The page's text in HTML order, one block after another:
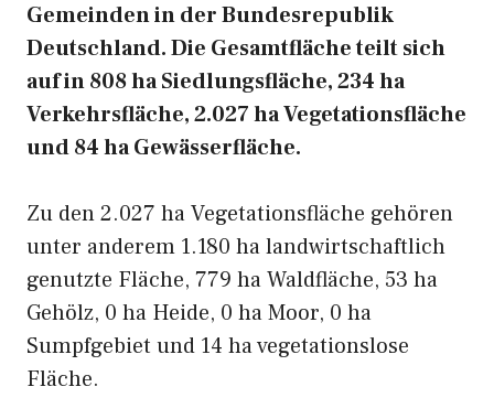
Gemeinden in der Bundesrepublik
Deutschland. Die Gesamtfläche teilt sich
auf in 808 ha Siedlungsfläche, 234 ha
Verkehrsfläche, 2.027 ha Vegetationsfläche
und 84 ha Gewässerfläche.
Zu den 2.027 ha Vegetationsfläche gehören
unter anderem 1.180 ha landwirtschaftlich
genutzte Fläche, 779 ha Waldfläche, 53 ha
Gehölz, 0 ha Heide, 0 ha Moor, 0 ha
Sumpfgebiet und 14 ha vegetationslose
Fläche.